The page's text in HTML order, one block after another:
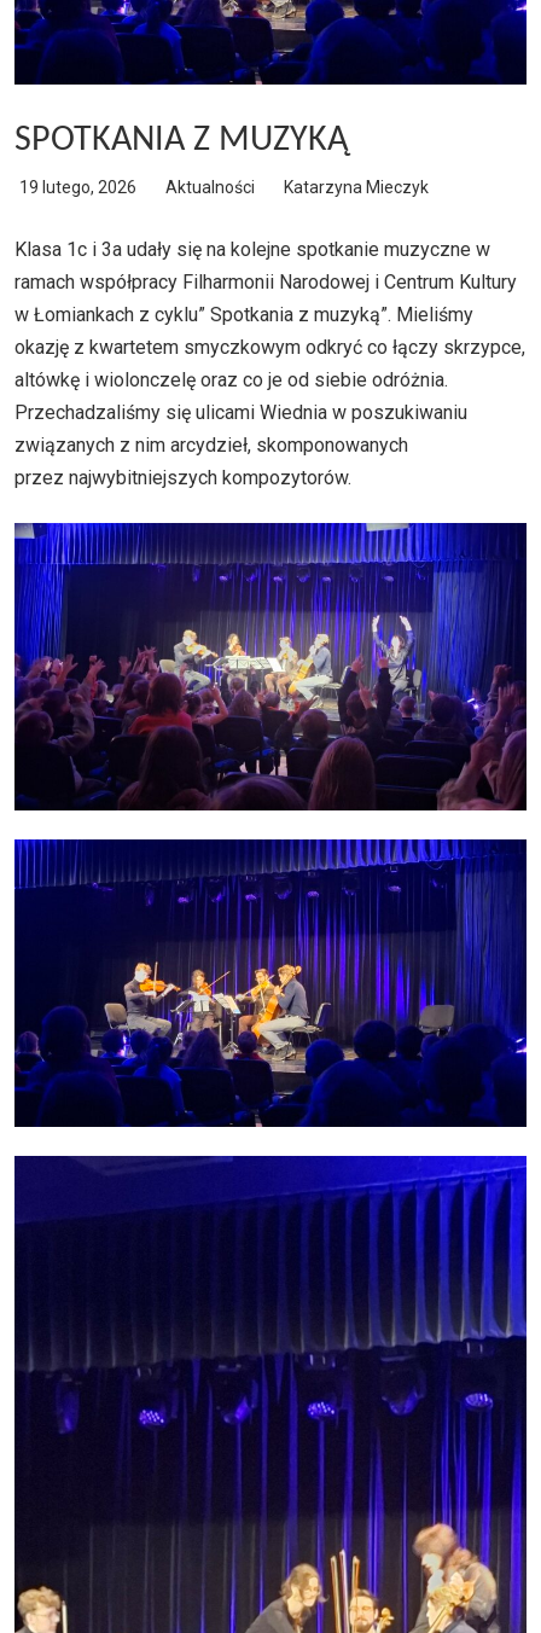
SPOTKANIA Z MUZYKĄ
19 lutego, 2026 Aktualności Katarzyna Mieczyk
Klasa 1c i 3a udały się na kolejne spotkanie muzyczne w
ramach współpracy Filharmonii Narodowej i Centrum Kultury
w Łomiankach z cyklu” Spotkania z muzyką”. Mieliśmy
okazję z kwartetem smyczkowym odkryć co łączy skrzypce,
altówkę i wiolonczelę oraz co je od siebie odróżnia.
Przechadzaliśmy się ulicami Wiednia w poszukiwaniu
związanych z nim arcydzieł, skomponowanych
przez najwybitniejszych kompozytorów.